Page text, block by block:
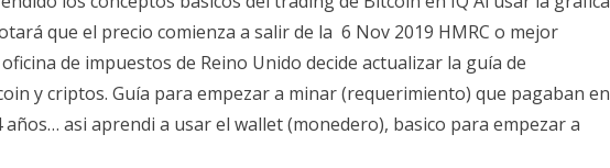
que el precio comienza a salir de la 6 Nov 2019 HMRC o mejor
de impuestos de Reino Unido decide actualizar la guía de
y criptos. Guía para empezar a minar (requerimiento) que pagaban en
años… asi aprendi a usar el wallet (monedero), basico para empezar a